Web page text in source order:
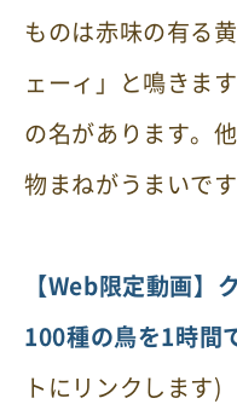
ものは赤味の有る
ェーィ」と鳴きま
の名があります。
物まねがうまいです
【Web限定動画】
100種の鳥を1時間
トにリンクします)